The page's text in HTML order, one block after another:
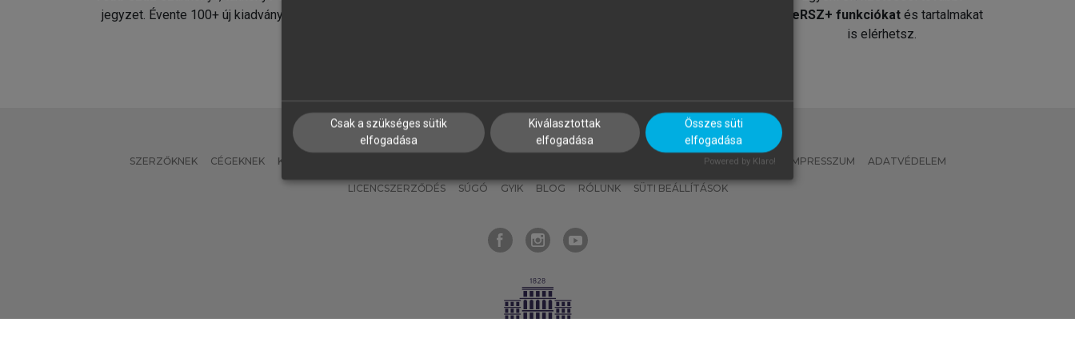
jegyzet. Évente 100+ új kiadvány.
MeRSZ+ funkciókat és tartalmakat
is elérhetsz.
SZERZŐKNEK CÉGEKNEK KÖNYVTÁROSOKNAK MI – ÁLTALÁNOS IRÁNYELVEK IMPRESSZUM ADATVÉDELEM
LICENCSZERZŐDÉS SÚGÓ GYIK BLOG RÓLUNK SÜTI BEÁLLÍTÁSOK
Csak a szükséges sütik
elfogadása
Kiválasztottak
elfogadása
Összes süti
elfogadása
Powered by Klaro!